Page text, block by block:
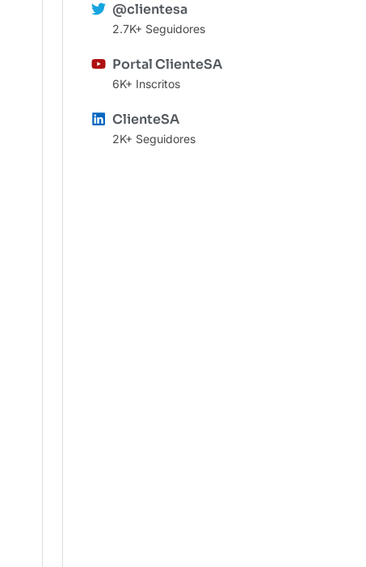
@clientesa
2.7K+ Seguidores
Portal ClienteSA
6K+ Inscritos
ClienteSA
2K+ Seguidores